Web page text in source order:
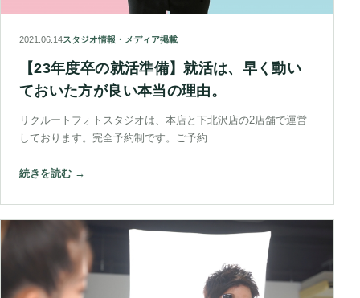
2021.06.14スタジオ情報・メディア掲載
【23年度卒の就活準備】就活は、早く動い
ておいた方が良い本当の理由。
リクルートフォトスタジオは、本店と下北沢店の2店舗で運営
しております。完全予約制です。ご予約…
続きを読む →